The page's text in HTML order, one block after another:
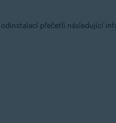
přečetli následující